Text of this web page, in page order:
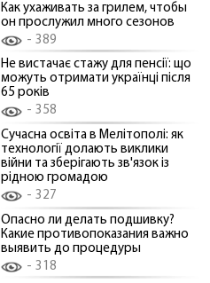
Как ухаживать за грилем, чтобы
он прослужил много сезонов
389
Не вистачає стажу для пенсії: що
можуть отримати українці після
65 років
358
Сучасна освіта в Мелітополі: як
технології долають виклики
війни та зберігають зв'язок із
рідною громадою
327
Опасно ли делать подшивку?
Какие противопоказания важно
выявить до процедуры
318